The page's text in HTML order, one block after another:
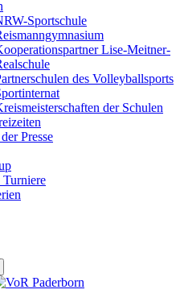
Sportschule
Lise-Meitner-
des Volleyballsports
der Schulen
Presse
Turniere